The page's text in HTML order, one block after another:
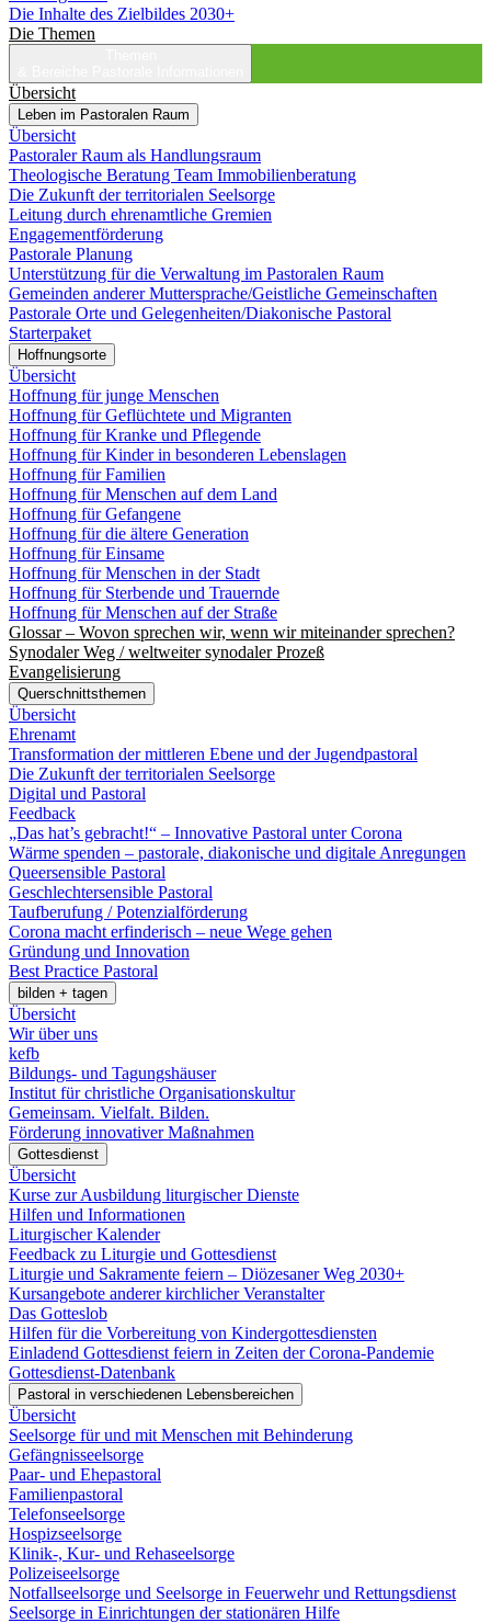
Die Inhalte des Zielbildes 2030+
Die Themen
Übersicht
Leben im Pastoralen Raum
Übersicht
Pastoraler Raum als Handlungsraum
Theologische Beratung Team Immobilienberatung
Die Zukunft der territorialen Seelsorge
Leitung durch ehrenamtliche Gremien
Engagementförderung
Pastorale Planung
Unterstützung für die Verwaltung im Pastoralen Raum
Gemeinden anderer Muttersprache/Geistliche Gemeinschaften
Pastorale Orte und Gelegenheiten/Diakonische Pastoral
Starterpaket
Hoffnungsorte
Übersicht
Hoffnung für junge Menschen
Hoffnung für Geflüchtete und Migranten
Hoffnung für Kranke und Pflegende
Hoffnung für Kinder in besonderen Lebenslagen
Hoffnung für Familien
Hoffnung für Menschen auf dem Land
Hoffnung für Gefangene
Hoffnung für die ältere Generation
Hoffnung für Einsame
Hoffnung für Menschen in der Stadt
Hoffnung für Sterbende und Trauernde
Hoffnung für Menschen auf der Straße
Glossar – Wovon sprechen wir, wenn wir miteinander sprechen?
Synodaler Weg / weltweiter synodaler Prozeß
Evangelisierung
Querschnittsthemen
Übersicht
Ehrenamt
Transformation der mittleren Ebene und der Jugendpastoral
Die Zukunft der territorialen Seelsorge
Digital und Pastoral
Feedback
„Das hat’s gebracht!“ – Innovative Pastoral unter Corona
Wärme spenden – pastorale, diakonische und digitale Anregungen
Queersensible Pastoral
Geschlechtersensible Pastoral
Taufberufung / Potenzialförderung
Corona macht erfinderisch – neue Wege gehen
Gründung und Innovation
Best Practice Pastoral
bilden + tagen
Übersicht
Wir über uns
kefb
Bildungs- und Tagungshäuser
Institut für christliche Organisationskultur
Gemeinsam. Vielfalt. Bilden.
Förderung innovativer Maßnahmen
Gottesdienst
Übersicht
Kurse zur Ausbildung liturgischer Dienste
Hilfen und Informationen
Liturgischer Kalender
Feedback zu Liturgie und Gottesdienst
Liturgie und Sakramente feiern – Diözesaner Weg 2030+
Kursangebote anderer kirchlicher Veranstalter
Das Gotteslob
Hilfen für die Vorbereitung von Kindergottesdiensten
Einladend Gottesdienst feiern in Zeiten der Corona-Pandemie
Gottesdienst-Datenbank
Pastoral in verschiedenen Lebensbereichen
Übersicht
Seelsorge für und mit Menschen mit Behinderung
Gefängnisseelsorge
Paar- und Ehepastoral
Familienpastoral
Telefonseelsorge
Hospizseelsorge
Klinik-, Kur- und Rehaseelsorge
Polizeiseelsorge
Notfallseelsorge und Seelsorge in Feuerwehr und Rettungsdienst
Seelsorge in Einrichtungen der stationären Hilfe